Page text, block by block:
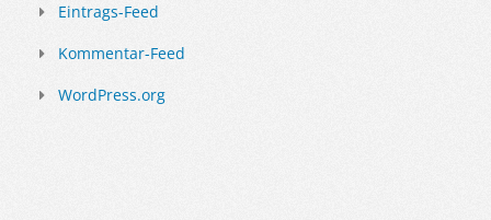
Eintrags-Feed
Kommentar-Feed
WordPress.org